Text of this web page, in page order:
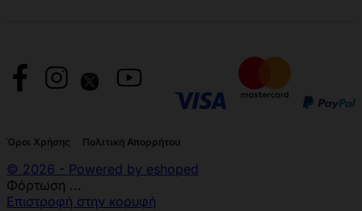
Όροι Χρήσης Πολιτική Απορρήτου
© 2026 - Powered by eshoped
Φόρτωση ...
Επιστροφή στην κορυφή